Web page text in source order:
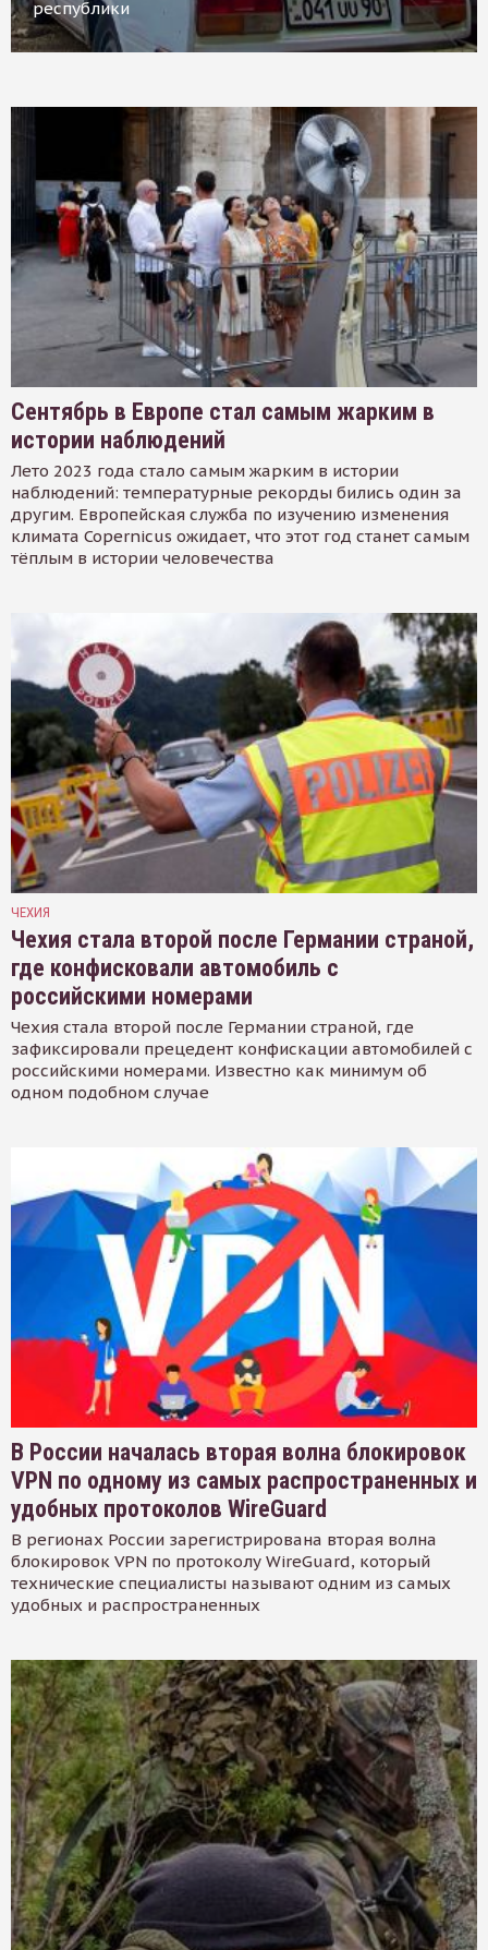
республики
Сентябрь в Европе стал самым жарким в
истории наблюдений
Лето 2023 года стало самым жарким в истории
наблюдений: температурные рекорды бились один за
другим. Европейская служба по изучению изменения
климата Copernicus ожидает, что этот год станет самым
тёплым в истории человечества
ЧЕХИЯ
Чехия стала второй после Германии страной,
где конфисковали автомобиль с
российскими номерами
Чехия стала второй после Германии страной, где
зафиксировали прецедент конфискации автомобилей с
российскими номерами. Известно как минимум об
одном подобном случае
В России началась вторая волна блокировок
VPN по одному из самых распространенных и
удобных протоколов WireGuard
В регионах России зарегистрирована вторая волна
блокировок VPN по протоколу WireGuard, который
технические специалисты называют одним из самых
удобных и распространенных